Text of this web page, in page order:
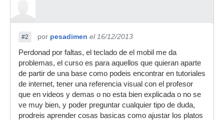
#2 por pesadimen el 16/12/2013
Perdonad por faltas, el teclado de el mobil me da
problemas, el curso es para aquellos que quieran aparte
de partir de una base como podeis encontrar en tutoriales
de internet, tener una referencia visual con el profesor
que en videos y demas o no esta bien explicada o no se
ve muy bien, y poder preguntar cualquier tipo de duda,
prodreis aprender cosas basicas como ajustar los platos